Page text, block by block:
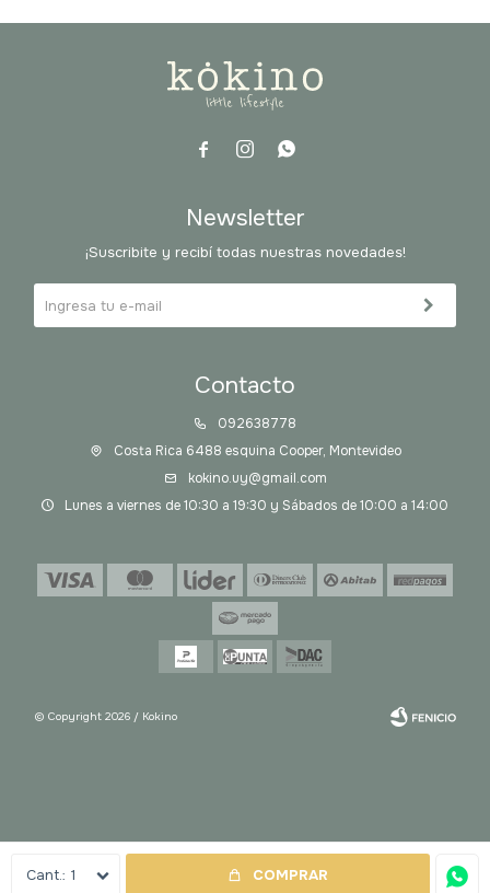
1 COMPRAR
  
Contacto
092638778
Costa Rica 6488 esquina Cooper, Montevideo
kokino.uy@gmail.com
Lunes a viernes de 10:30 a 19:30 y Sábados de 10:00 a 14:00
Newsletter
¡Suscribite y recibí todas nuestras novedades!
© Copyright 2026 / Kokino